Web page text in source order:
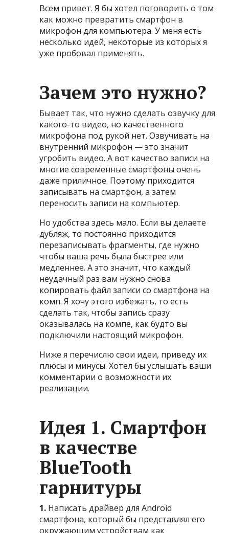
Всем привет. Я бы хотел поговорить о том
как можно превратить смартфон в
микрофон для компьютера. У меня есть
несколько идей, некоторые из которых я
уже пробовал применять.
Зачем это нужно?
Бывает так, что нужно сделать озвучку для
какого-то видео, но качественного
микрофона под рукой нет. Озвучивать на
внутренний микрофон — это значит
угробить видео. А вот качество записи на
многие современные смартфоны очень
даже приличное. Поэтому приходится
записывать на смартфон, а затем
переносить записи на компьютер.
Но удобства здесь мало. Если вы делаете
дубляж, то постоянно приходится
перезаписывать фрагменты, где нужно
чтобы ваша речь была быстрее или
медленнее. А это значит, что каждый
неудачный раз вам нужно снова
копировать файл записи со смартфона на
комп. Я хочу этого избежать, то есть
сделать так, чтобы запись сразу
оказывалась на компе, как будто вы
подключили настоящий микрофон.
Ниже я перечислю свои идеи, приведу их
плюсы и минусы. Хотел бы услышать ваши
комментарии о возможности их
реализации.
Идея 1. Смартфон
в качестве
BlueTooth
гарнитуры
1. Написать драйвер для Android
смартфона, который бы представлял его
окружающим устройствам как